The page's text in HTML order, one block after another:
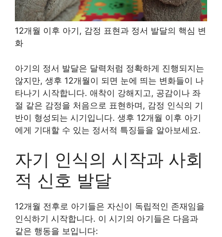
12개월 이후 아기, 감정 표현과 정서 발달의 핵심 변
화
아기의 정서 발달은 달력처럼 정확하게 진행되지는
않지만, 생후 12개월이 되면 눈에 띄는 변화들이 나
타나기 시작합니다. 애착이 강해지고, 공감이나 좌
절 같은 감정을 처음으로 표현하며, 감정 인식의 기
반이 형성되는 시기입니다. 생후 12개월 이후 아기
에게 기대할 수 있는 정서적 특징들을 알아보세요.
자기 인식의 시작과 사회
적 신호 발달
12개월 전후로 아기들은 자신이 독립적인 존재임을
인식하기 시작합니다. 이 시기의 아기들은 다음과
같은 행동을 보입니다: